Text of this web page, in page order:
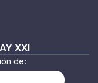
XXI
de: